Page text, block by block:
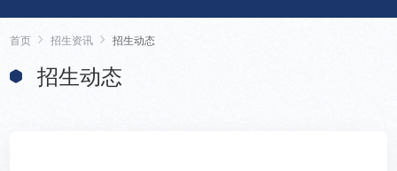
首页 招生资讯 招生动态
招生动态